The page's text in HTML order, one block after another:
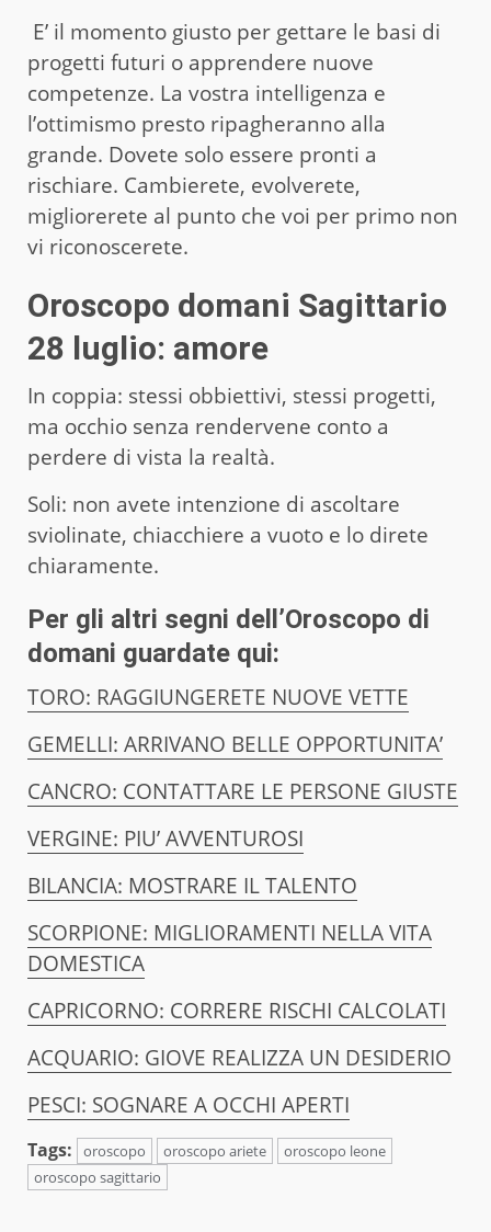
E’ il momento giusto per gettare le basi di
progetti futuri o apprendere nuove
competenze. La vostra intelligenza e
l’ottimismo presto ripagheranno alla
grande. Dovete solo essere pronti a
rischiare. Cambierete, evolverete,
migliorerete al punto che voi per primo non
vi riconoscerete.
Oroscopo domani Sagittario
28 luglio: amore
In coppia: stessi obbiettivi, stessi progetti,
ma occhio senza rendervene conto a
perdere di vista la realtà.
Soli: non avete intenzione di ascoltare
sviolinate, chiacchiere a vuoto e lo direte
chiaramente.
Per gli altri segni dell’Oroscopo di
domani guardate qui:
TORO: RAGGIUNGERETE NUOVE VETTE
GEMELLI: ARRIVANO BELLE OPPORTUNITA’
CANCRO: CONTATTARE LE PERSONE GIUSTE
VERGINE: PIU’ AVVENTUROSI
BILANCIA: MOSTRARE IL TALENTO
SCORPIONE: MIGLIORAMENTI NELLA VITA
DOMESTICA
CAPRICORNO: CORRERE RISCHI CALCOLATI
ACQUARIO: GIOVE REALIZZA UN DESIDERIO
PESCI: SOGNARE A OCCHI APERTI
Tags: oroscopo oroscopo ariete
oroscopo leone
oroscopo sagittario